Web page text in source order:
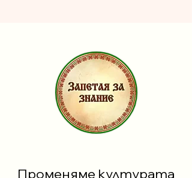
​Променяме културата